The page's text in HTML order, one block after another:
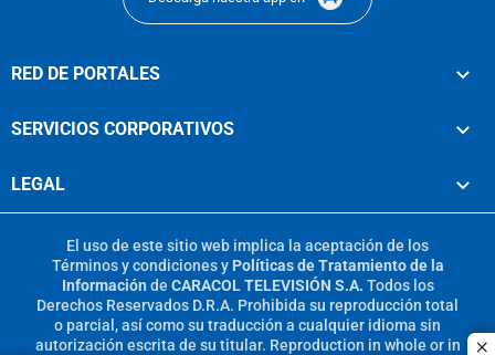
RED DE PORTALES
SERVICIOS CORPORATIVOS
LEGAL
El uso de este sitio web implica la aceptación de los
Términos y condicionesy Políticas de Tratamiento de la
Información de CARACOL TELEVISIÓN S.A. Todos los
Derechos Reservados D.R.A. Prohibida su reproducción total
o parcial, así como su traducción a cualquier idioma sin
autorización escrita de su titular. Reproduction in whole or in